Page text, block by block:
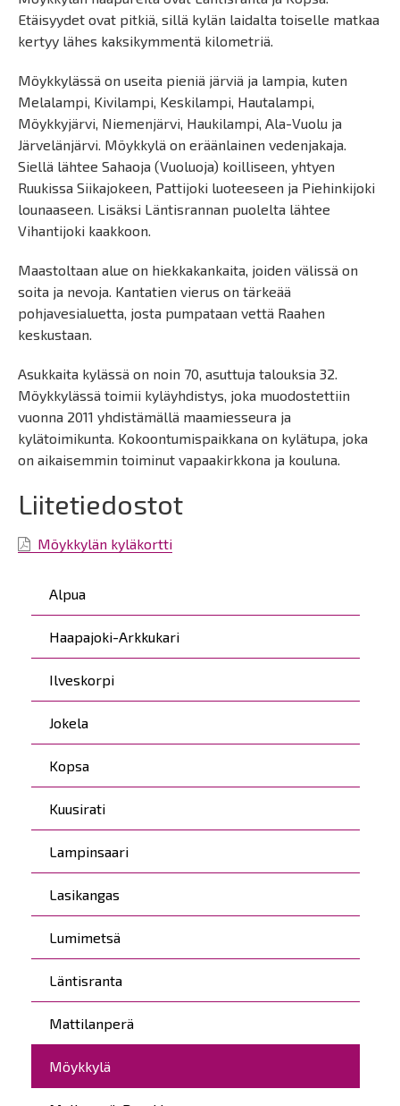
Päävalikko
Alpua
Haapajoki-Arkkukari
Ilveskorpi
Jokela
Kopsa
Kuusirati
Lampinsaari
Lasikangas
Lumimetsä
Läntisranta
Mattilanperä
Möykkylä
Etäisyydet ovat pitkiä, sillä kylän laidalta toiselle matkaa
kertyy lähes kaksikymmentä kilometriä.
Möykkylässä on useita pieniä järviä ja lampia, kuten
Melalampi, Kivilampi, Keskilampi, Hautalampi,
Möykkyjärvi, Niemenjärvi, Haukilampi, Ala-Vuolu ja
Järvelänjärvi. Möykkylä on eräänlainen vedenjakaja.
Siellä lähtee Sahaoja (Vuoluoja) koilliseen, yhtyen
Ruukissa Siikajokeen, Pattijoki luoteeseen ja Piehinkijoki
lounaaseen. Lisäksi Läntisrannan puolelta lähtee
Vihantijoki kaakkoon.
Maastoltaan alue on hiekkakankaita, joiden välissä on
soita ja nevoja. Kantatien vierus on tärkeää
pohjavesialuetta, josta pumpataan vettä Raahen
keskustaan.
Asukkaita kylässä on noin 70, asuttuja talouksia 32.
Möykkylässä toimii kyläyhdistys, joka muodostettiin
vuonna 2011 yhdistämällä maamiesseura ja
kylätoimikunta. Kokoontumispaikkana on kylätupa, joka
on aikaisemmin toiminut vapaakirkkona ja kouluna.
Liitetiedostot
Möykkylän kyläkortti